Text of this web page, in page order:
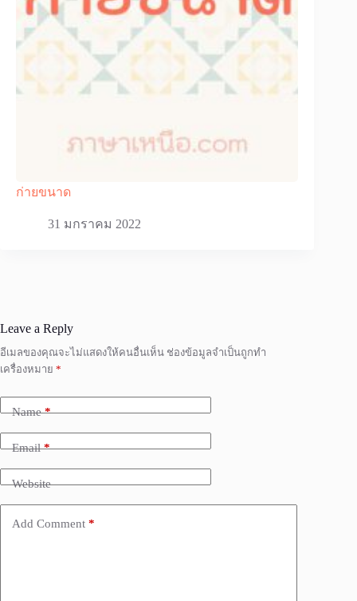
ก่ายขนาด
31 มกราคม 2022
Leave a Reply
อีเมลของคุณจะไม่แสดงให้คนอื่นเห็น ช่องข้อมูลจำเป็นถูกทำ
เครื่องหมาย *
Name*
Email*
Website
Add Comment *